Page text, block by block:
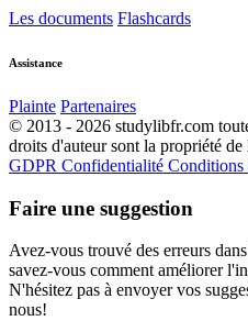
Les documents Flashcards
Assistance
Plainte Partenaires
© 2013 - 2026 studylibfr.com
droits d'auteur sont la propriété
GDPR Confidentialité Conditions
Faire une suggestion
Avez-vous trouvé des erreurs
savez-vous comment améliorer
N'hésitez pas à envoyer vos
nous!